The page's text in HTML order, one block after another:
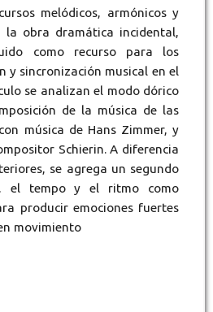
melódicos, armónicos y
la obra dramática incidental,
como recurso para los
y sincronización musical en el
se analizan el modo dórico
de la música de las
música de Hans Zimmer, y
Schierin. A diferencia
se agrega un segundo
el tempo y el ritmo como
producir emociones fuertes
movimiento